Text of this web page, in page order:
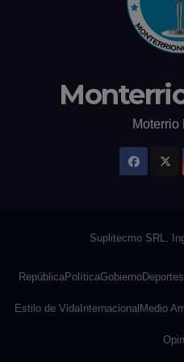
Moterrio
RepúblicaPolíticaGobiernoDeportes
Estilo de VidaInternacional Medio